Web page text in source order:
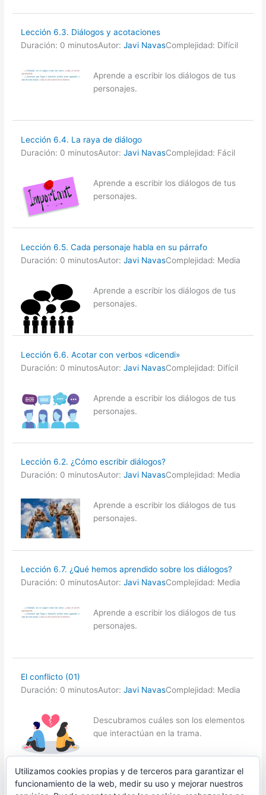
Lección 6.3. Diálogos y acotaciones
Duración: 0 minutosAutor: Javi NavasComplejidad: Difícil
Aprende a escribir los diálogos de tus
personajes.
Lección 6.4. La raya de diálogo
Duración: 0 minutosAutor: Javi NavasComplejidad: Fácil
Aprende a escribir los diálogos de tus
personajes.
Lección 6.5. Cada personaje habla en su párrafo
Duración: 0 minutosAutor: Javi NavasComplejidad: Media
Aprende a escribir los diálogos de tus
personajes.
Lección 6.6. Acotar con verbos «dicendi»
Duración: 0 minutosAutor: Javi NavasComplejidad: Difícil
Aprende a escribir los diálogos de tus
personajes.
Lección 6.2. ¿Cómo escribir diálogos?
Duración: 0 minutosAutor: Javi NavasComplejidad: Media
Aprende a escribir los diálogos de tus
personajes.
Lección 6.7. ¿Qué hemos aprendido sobre los diálogos?
Duración: 0 minutosAutor: Javi NavasComplejidad: Media
Aprende a escribir los diálogos de tus
personajes.
El conflicto (01)
Duración: 0 minutosAutor: Javi NavasComplejidad: Media
Descubramos cuáles son los elementos
que interactúan en la trama.
1 2 3 4 →
Utilizamos cookies propias y de terceros para garantizar el
funcionamiento de la web, medir su uso y mejorar nuestros